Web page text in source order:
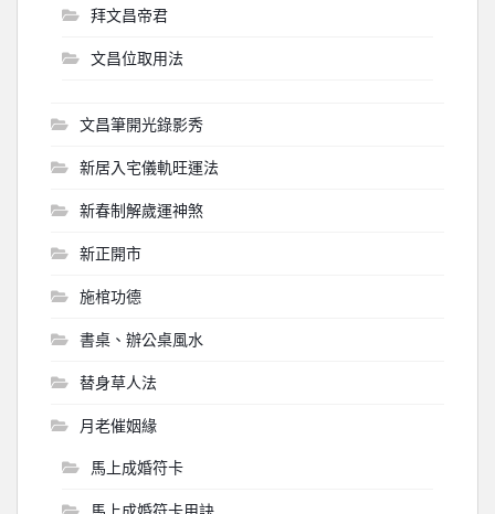
拜文昌帝君
文昌位取用法
文昌筆開光錄影秀
新居入宅儀軌旺運法
新春制解歲運神煞
新正開市
施棺功德
書桌、辦公桌風水
替身草人法
月老催姻緣
馬上成婚符卡